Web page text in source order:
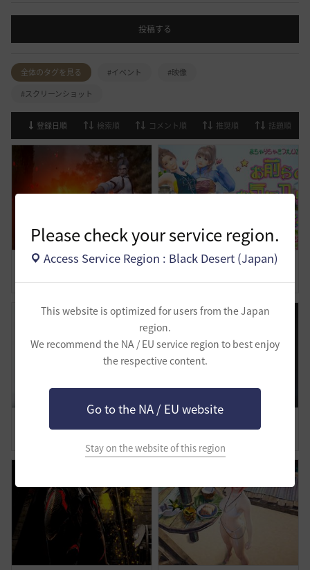
Please check your service region.
Access Service Region : Black Desert (Japan)
This website is optimized for users from the Japan
region.
We recommend the NA / EU service region to best enjoy
the respective content.
Go to the NA / EU website
Stay on the website of this region
投稿する
全体のタグを見る #イベント
#映像
#スクリーンショット
登録日順 検索順 コメント順 推奨順 話題順
試練も立派な仕事です
1 0 3 0